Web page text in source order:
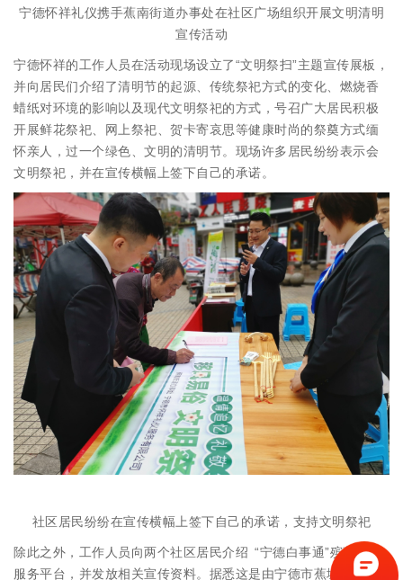
宁德怀祥礼仪携手蕉南街道办事处在社区广场组织开展文明清明
宣传活动
宁德怀祥的工作人员在活动现场设立了“文明祭扫”主题宣传展板，
并向居民们介绍了清明节的起源、传统祭祀方式的变化、燃烧香
蜡纸对环境的影响以及现代文明祭祀的方式，号召广大居民积极
开展鲜花祭祀、网上祭祀、贺卡寄哀思等健康时尚的祭奠方式缅
怀亲人，过一个绿色、文明的清明节。现场许多居民纷纷表示会
文明祭祀，并在宣传横幅上签下自己的承诺。
社区居民纷纷在宣传横幅上签下自己的承诺，支持文明祭祀
除此之外，工作人员向两个社区居民介绍 “宁德白事通”殡葬便民
服务平台，并发放相关宣传资料。据悉这是由宁德市蕉城区殡仪